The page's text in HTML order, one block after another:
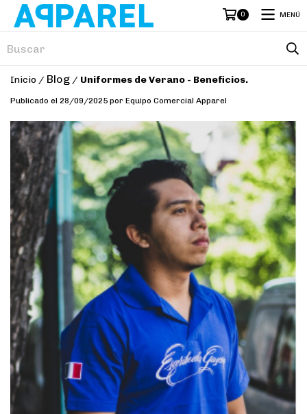
0 MENÚ
Inicio / Blog / Uniformes de Verano - Beneficios.
Publicado el 28/09/2025 por Equipo Comercial Apparel